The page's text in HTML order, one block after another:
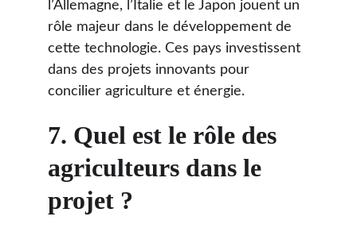
l’Allemagne, l’Italie et le Japon jouent un
rôle majeur dans le développement de
cette technologie. Ces pays investissent
dans des projets innovants pour
concilier agriculture et énergie.
7. Quel est le rôle des
agriculteurs dans le
projet ?